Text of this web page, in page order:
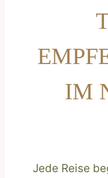
IM
Jede Reise